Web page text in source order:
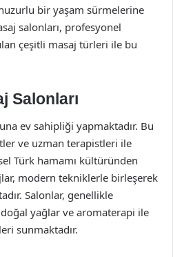
bir yaşam sürmelerine
salonları, profesyonel
çeşitli masaj türleri ile bu
Salonları
ev sahipliği yapmaktadır. Bu
ve uzman terapistleri ile
Türk hamamı kültüründen
modern tekniklerle birleşerek
Salonlar, genellikle
yağlar ve aromaterapi ile
sunmaktadır.